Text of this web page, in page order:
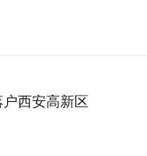
西安高新区